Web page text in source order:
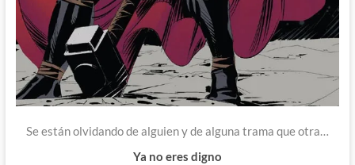
Se están olvidando de alguien y de alguna trama que otra…
Ya no eres digno